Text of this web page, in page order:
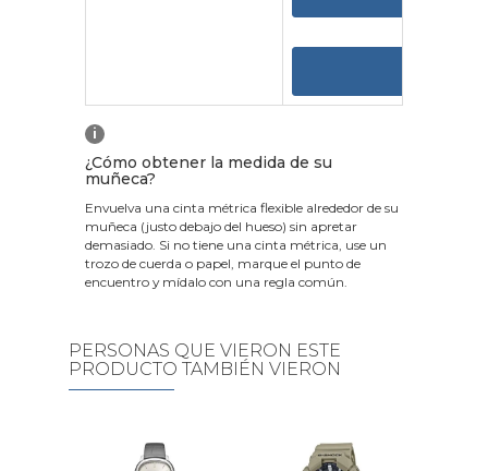
i
¿Cómo obtener la medida de su
muñeca?
Envuelva una cinta métrica flexible alrededor de su
muñeca (justo debajo del hueso) sin apretar
demasiado. Si no tiene una cinta métrica, use un
trozo de cuerda o papel, marque el punto de
encuentro y mídalo con una regla común.
PERSONAS QUE VIERON ESTE
PRODUCTO TAMBIÉN VIERON